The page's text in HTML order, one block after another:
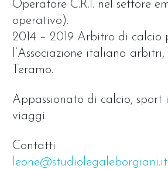
Operatore C.R.I. nel settore
operativo).
2014 – 2019 Arbitro di calcio
l’Associazione italiana arbitri,
Teramo.
Appassionato di calcio, sport
viaggi.
Contatti
leone@studiolegaleborgiani.it